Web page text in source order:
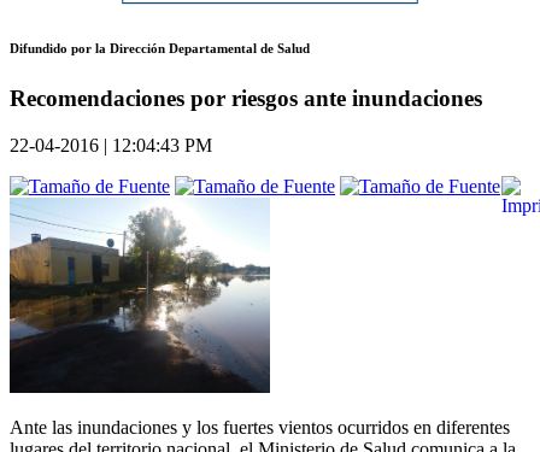
Difundido por la Dirección Departamental de Salud
Recomendaciones por riesgos ante inundaciones
22-04-2016 | 12:04:43 PM
Ante las inundaciones y los fuertes vientos ocurridos en diferentes